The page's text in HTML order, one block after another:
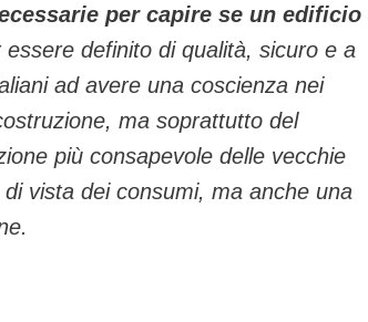
per capire se un edificio
essere definito di qualità, sicuro e a
ad avere una coscienza nei
ma soprattutto del
più consapevole delle vecchie
vista dei consumi, ma anche una